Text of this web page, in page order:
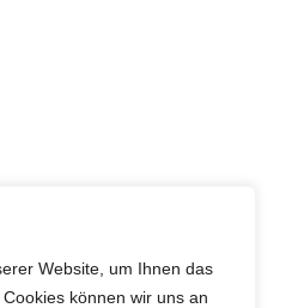
Website, um Ihnen das
können wir uns an